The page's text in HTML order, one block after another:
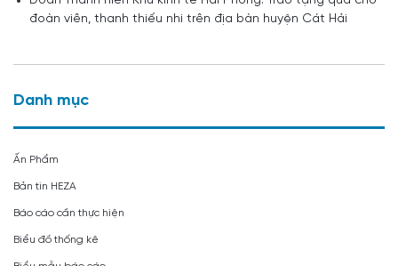
đoàn viên, thanh thiếu nhi trên địa bàn huyện Cát Hải
Danh mục
Ấn Phẩm
Bản tin HEZA
Báo cáo cần thực hiện
Biểu đồ thống kê